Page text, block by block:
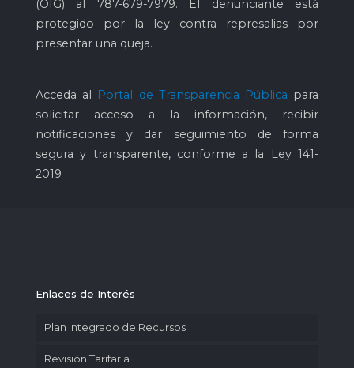
(OIG) al 787-679-7979. El denunciante está
protegido por la ley contra represalias por
presentar una queja.
Acceda al Portal de Transparencia Pública para
solicitar acceso a la información, recibir
notificaciones y dar seguimiento de forma
segura y transparente, conforme a la Ley 141-
2019
Enlaces de Interés
Plan Integrado de Recursos
Revisión Tarifaria